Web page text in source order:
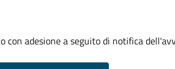
con adesione a seguito di notifica